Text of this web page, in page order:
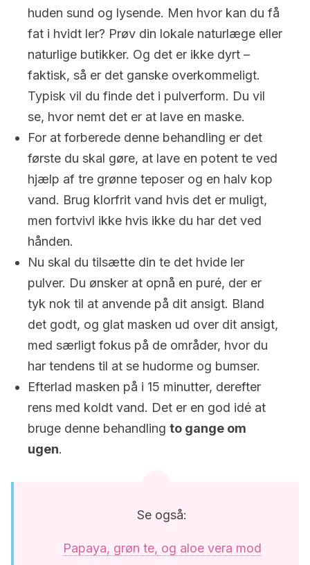
huden sund og lysende. Men hvor kan du få
fat i hvidt ler? Prøv din lokale naturlæge eller
naturlige butikker. Og det er ikke dyrt –
faktisk, så er det ganske overkommeligt.
Typisk vil du finde det i pulverform. Du vil
se, hvor nemt det er at lave en maske.
For at forberede denne behandling er det
første du skal gøre, at lave en potent te ved
hjælp af tre grønne teposer og en halv kop
vand. Brug klorfrit vand hvis det er muligt,
men fortvivl ikke hvis ikke du har det ved
hånden.
Nu skal du tilsætte din te det hvide ler
pulver. Du ønsker at opnå en puré, der er
tyk nok til at anvende på dit ansigt. Bland
det godt, og glat masken ud over dit ansigt,
med særligt fokus på de områder, hvor du
har tendens til at se hudorme og bumser.
Efterlad masken på i 15 minutter, derefter
rens med koldt vand. Det er en god idé at
bruge denne behandling to gange om
ugen.
Se også:
Papaya, grøn te, og aloe vera mod